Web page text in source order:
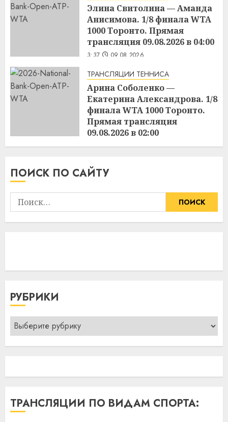
Элина Свитолина — Аманда
Анисимова. 1/8 финала WTA
1000 Торонто. Прямая
трансляция 09.08.2026 в 04:00
3:37 09.08.2026
ТРАНСЛЯЦИИ ТЕННИСА
Арина Соболенко —
Екатерина Александрова. 1/8
финала WTA 1000 Торонто.
Прямая трансляция
09.08.2026 в 02:00
3:36 09.08.2026
ПОИСК ПО САЙТУ
Найти:
РУБРИКИ
Рубрики
ТРАНСЛЯЦИИ ПО ВИДАМ СПОРТА: